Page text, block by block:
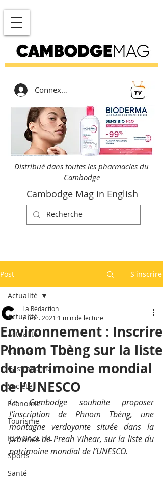
Connexion
Distribué dans toutes les pharmacies du
Cambodge
Cambodge Mag in English
Post S'inscrire
Actualité
Actualité
Culture
Gastronomie
Société
Economie
Tourisme
KEP GAZETTE
Sports
Santé
Actualité
Environnement : Inscrire
Phnom Tbèng sur la liste
du patrimoine mondial
de l’UNESCO
La Rédaction
7 févr. 2021 1 min de lecture
Le Cambodge souhaite proposer
l’inscription de Phnom Tbèng, une
montagne verdoyante située dans la
province de Preah Vihear, sur la liste du
patrimoine mondial de l’UNESCO.